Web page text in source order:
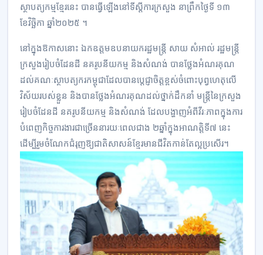
ស្ថាបត្យកម្មខ្មែរនេះ បានធ្វើឡើងនៅទីស្ដីការក្រសួង នាព្រឹកថ្ងៃទី ១៣
ខែវិច្ឆិកា ឆ្នាំ២០២៥ ។
នៅក្នុងឱកាស​នោះ ឯកឧត្តមឧបនាយករដ្ឋមន្ត្រី សាយ សំអាល់ រដ្ឋមន្ត្រី​
ក្រសួង​រៀបចំដែនដី នគរូបនីយកម្ម និងសំណង់​ បានថ្លែងអំណរគុណ
ដល់គណៈស្ថាបត្យករកម្ពុជាដែលបានប្តេជ្ញាចិត្តខ្ពស់ចំពោះបុព្វហេតុលើ
វិស័យរបស់ខ្លួន និងបានថ្លែងអំណរគុណដល់ថ្នាក់ដឹកនាំ មន្រ្តីនៃក្រសួង
រៀបចំដែនដី នគរូបនីយកម្ម និងសំណង់ ដែលបង្ហាញអំពីវីរៈភាពក្នុងការ
បំពេញកិច្ចការងារជាច្រើននារយៈពេលជាង ២ឆ្នាំក្នុងអាណត្តិទី៧ នេះ
ដើម្បីរួមចំណែកជំរុញឱ្យជាតិសាសន៍ខ្មែរមានជីវិតកាន់តែល្អប្រសើរ។